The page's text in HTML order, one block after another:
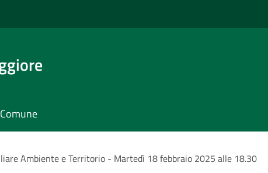
Ambiente e Territorio - Martedì 18 febbraio 2025 alle 18.30